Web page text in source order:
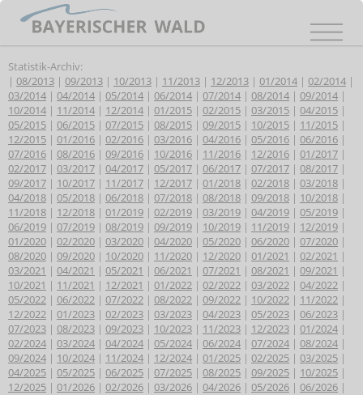
Statistik-Archiv:
| 08/2013 | 09/2013 | 10/2013 | 11/2013 | 12/2013 | 01/2014 | 02/2014 |
03/2014 | 04/2014 | 05/2014 | 06/2014 | 07/2014 | 08/2014 | 09/2014 |
10/2014 | 11/2014 | 12/2014 | 01/2015 | 02/2015 | 03/2015 | 04/2015 |
05/2015 | 06/2015 | 07/2015 | 08/2015 | 09/2015 | 10/2015 | 11/2015 |
12/2015 | 01/2016 | 02/2016 | 03/2016 | 04/2016 | 05/2016 | 06/2016 |
07/2016 | 08/2016 | 09/2016 | 10/2016 | 11/2016 | 12/2016 | 01/2017 |
02/2017 | 03/2017 | 04/2017 | 05/2017 | 06/2017 | 07/2017 | 08/2017 |
09/2017 | 10/2017 | 11/2017 | 12/2017 | 01/2018 | 02/2018 | 03/2018 |
04/2018 | 05/2018 | 06/2018 | 07/2018 | 08/2018 | 09/2018 | 10/2018 |
11/2018 | 12/2018 | 01/2019 | 02/2019 | 03/2019 | 04/2019 | 05/2019 |
06/2019 | 07/2019 | 08/2019 | 09/2019 | 10/2019 | 11/2019 | 12/2019 |
01/2020 | 02/2020 | 03/2020 | 04/2020 | 05/2020 | 06/2020 | 07/2020 |
08/2020 | 09/2020 | 10/2020 | 11/2020 | 12/2020 | 01/2021 | 02/2021 |
03/2021 | 04/2021 | 05/2021 | 06/2021 | 07/2021 | 08/2021 | 09/2021 |
10/2021 | 11/2021 | 12/2021 | 01/2022 | 02/2022 | 03/2022 | 04/2022 |
05/2022 | 06/2022 | 07/2022 | 08/2022 | 09/2022 | 10/2022 | 11/2022 |
12/2022 | 01/2023 | 02/2023 | 03/2023 | 04/2023 | 05/2023 | 06/2023 |
07/2023 | 08/2023 | 09/2023 | 10/2023 | 11/2023 | 12/2023 | 01/2024 |
02/2024 | 03/2024 | 04/2024 | 05/2024 | 06/2024 | 07/2024 | 08/2024 |
09/2024 | 10/2024 | 11/2024 | 12/2024 | 01/2025 | 02/2025 | 03/2025 |
04/2025 | 05/2025 | 06/2025 | 07/2025 | 08/2025 | 09/2025 | 10/2025 |
12/2025 | 01/2026 | 02/2026 | 03/2026 | 04/2026 | 05/2026 | 06/2026 |